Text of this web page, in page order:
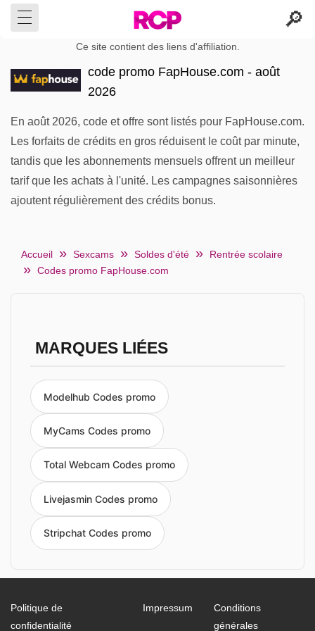
Ce site contient des liens d'affiliation.
code promo FapHouse.com - août
2026
En août 2026, code et offre sont listés pour FapHouse.com.
Les forfaits de crédits en gros réduisent le coût par minute,
tandis que les abonnements mensuels offrent un meilleur
tarif que les achats à l'unité. Les campagnes saisonnières
ajoutent régulièrement des crédits bonus.
Accueil Sexcams Soldes d'été
Rentrée scolaire
Codes promo FapHouse.com
MARQUES LIÉES
Modelhub Codes promo
MyCams Codes promo
Total Webcam Codes promo
Livejasmin Codes promo
Stripchat Codes promo
Politique de
confidentialité
Impressum
Conditions
générales